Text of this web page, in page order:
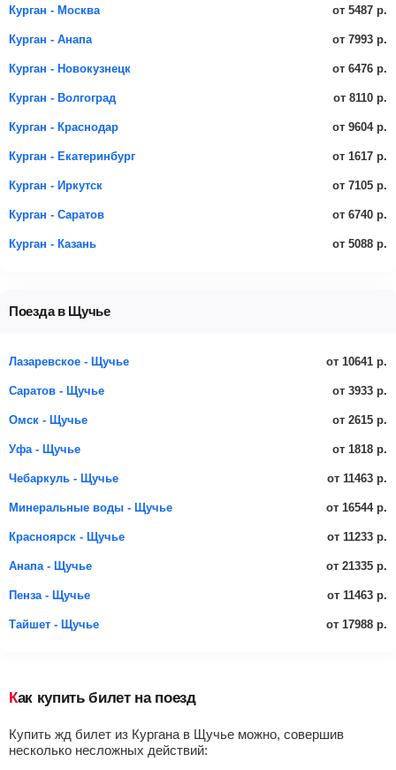
Курган - Москва от 5487 р.
Курган - Анапа от 7993 р.
Курган - Новокузнецк от 6476 р.
Курган - Волгоград от 8110 р.
Курган - Краснодар от 9604 р.
Курган - Екатеринбург от 1617 р.
Курган - Иркутск от 7105 р.
Курган - Саратов от 6740 р.
Курган - Казань от 5088 р.
Поезда в Щучье
Лазаревское - Щучье от 10641 р.
Саратов - Щучье от 3933 р.
Омск - Щучье от 2615 р.
Уфа - Щучье от 1818 р.
Чебаркуль - Щучье от 11463 р.
Минеральные воды - Щучье от 16544 р.
Красноярск - Щучье от 11233 р.
Анапа - Щучье от 21335 р.
Пенза - Щучье от 11463 р.
Тайшет - Щучье от 17988 р.
Как купить билет на поезд
Купить жд билет из Кургана в Щучье можно, совершив
несколько несложных действий: